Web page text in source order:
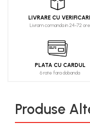
LIVRARE CU
Livram comanda in 24-72 ore
PLATA CU CARDUL
6 rate fara dobanda
Produse